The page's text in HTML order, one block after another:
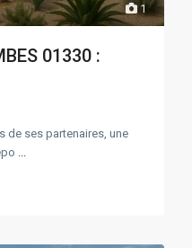
1
01330 :
de ses partenaires, une